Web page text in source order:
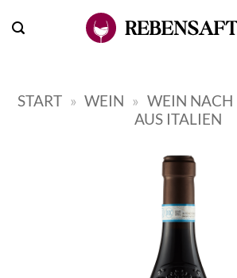
Inhalt
START » WEIN » WEIN NACH
AUS ITALIEN